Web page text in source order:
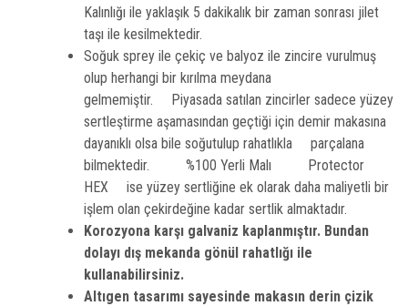
Kalınlığı ile yaklaşık 5 dakikalık bir zaman sonrası jilet
taşı ile kesilmektedir.
Soğuk sprey ile çekiç ve balyoz ile zincire vurulmuş
olup herhangi bir kırılma meydana
gelmemiştir. Piyasada satılan zincirler sadece yüzey
sertleştirme aşamasından geçtiği için demir makasına
dayanıklı olsa bile soğutulup rahatlıkla parçalana
bilmektedir. %100 Yerli Malı Protector
HEX ise yüzey sertliğine ek olarak daha maliyetli bir
işlem olan çekirdeğine kadar sertlik almaktadır.
Korozyona karşı galvaniz kaplanmıştır. Bundan
dolayı dış mekanda gönül rahatlığı ile
kullanabilirsiniz.
Altıgen tasarımı sayesinde makasın derin çizik